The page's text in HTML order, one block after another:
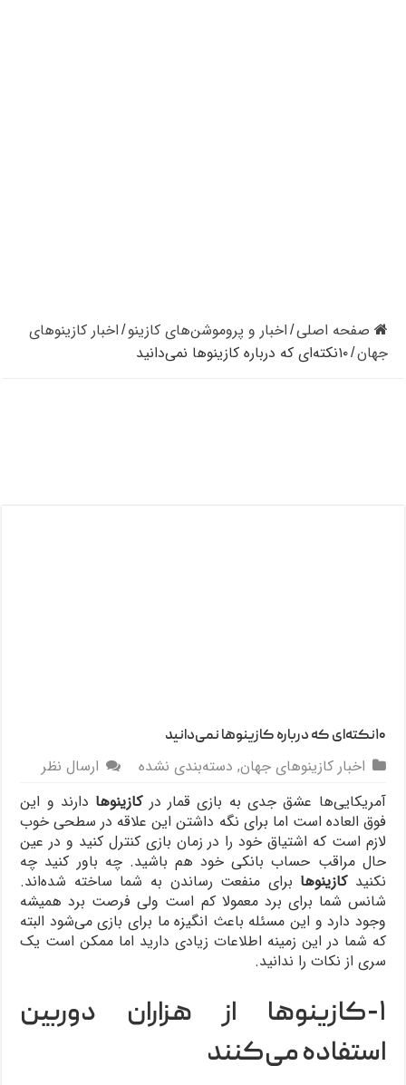
صفحه اصلی/ اخبار و پروموشن‌های کازینو / اخبار کازینوهای
جهان/۱۰نکته‌ای که درباره کازینوها نمی‌دانید
۱۰نکته‌ای که درباره کازینوها نمی‌دانید
اخبار کازینوهای جهان, دسته‌بندی نشده
ارسال نظر
آمریکایی‌ها عشق جدی به بازی قمار درکازینوها دارند و این
فوق العاده است اما برای نگه داشتن این علاقه در سطحی خوب
لازم است که اشتیاق خود را در زمان بازی کنترل کنید و در عین
حال مراقب حساب بانکی خود هم باشید. چه باور کنید چه
نکنیدکازینوها برای منفعت رساندن به شما ساخته شده‌اند.
شانس شما برای برد معمولا کم است ولی فرصت برد همیشه
وجود دارد و این مسئله باعث انگیزه ما برای بازی می‌شود البته
که شما در این زمینه اطلاعات زیادی دارید اما ممکن است یک
سری از نکات را ندانید.
۱-کازینوها از هزاران دوربین
استفاده می‌کنند